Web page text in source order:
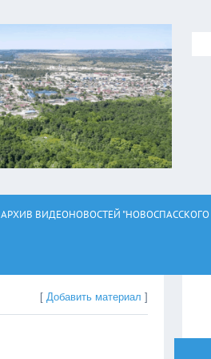
АРХИВ ВИДЕОНОВОСТЕЙ "НОВОСПАССКОГО
[Добавить материал ]